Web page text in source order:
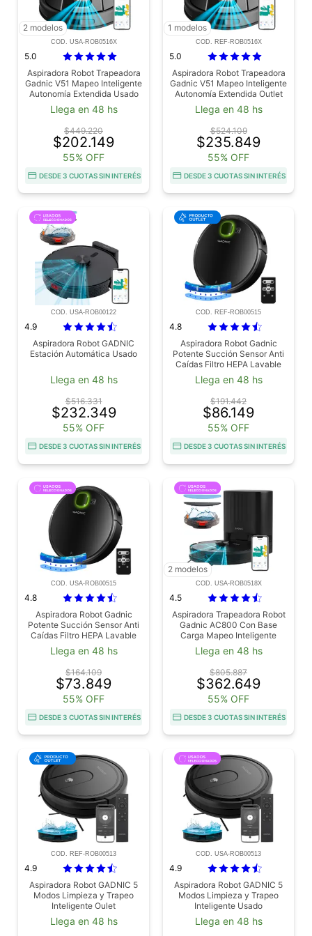
2 modelos
COD. USA-ROB0516X
5.0
Aspiradora Robot Trapeadora
Gadnic V51 Mapeo Inteligente
Autonomía Extendida Usado
Llega en 48 hs
$449.220
$202.149
55% OFF
DESDE 3 CUOTAS SIN INTERÉS
1 modelos
COD. REF-ROB0516X
5.0
Aspiradora Robot Trapeadora
Gadnic V51 Mapeo Inteligente
Autonomía Extendida Outlet
Llega en 48 hs
$524.109
$235.849
55% OFF
DESDE 3 CUOTAS SIN INTERÉS
COD. USA-ROB00122
4.9
Aspiradora Robot GADNIC
Estación Automática Usado
Llega en 48 hs
$516.331
$232.349
55% OFF
DESDE 3 CUOTAS SIN INTERÉS
COD. REF-ROB00515
4.8
Aspiradora Robot Gadnic
Potente Succión Sensor Anti
Caídas Filtro HEPA Lavable
Depósito Extraíble Outlet
Llega en 48 hs
$191.442
$86.149
55% OFF
DESDE 3 CUOTAS SIN INTERÉS
COD. USA-ROB00515
4.8
Aspiradora Robot Gadnic
Potente Succión Sensor Anti
Caídas Filtro HEPA Lavable
Depósito Extraíble Usado
Llega en 48 hs
$164.109
$73.849
55% OFF
DESDE 3 CUOTAS SIN INTERÉS
2 modelos
COD. USA-ROB0518X
4.5
Aspiradora Trapeadora Robot
Gadnic AC800 Con Base
Carga Mapeo Inteligente
Usado
Llega en 48 hs
$805.887
$362.649
55% OFF
DESDE 3 CUOTAS SIN INTERÉS
COD. REF-ROB00513
4.9
Aspiradora Robot GADNIC 5
Modos Limpieza y Trapeo
Inteligente Oulet
Llega en 48 hs
COD. USA-ROB00513
4.9
Aspiradora Robot GADNIC 5
Modos Limpieza y Trapeo
Inteligente Usado
Llega en 48 hs